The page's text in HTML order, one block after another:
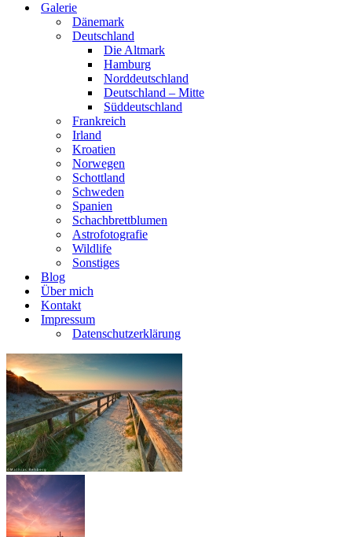
Galerie
Dänemark
Deutschland
Die Altmark
Hamburg
Norddeutschland
Deutschland – Mitte
Süddeutschland
Frankreich
Irland
Kroatien
Norwegen
Schottland
Schweden
Spanien
Schachbrettblumen
Astrofotografie
Wildlife
Sonstiges
Blog
Über mich
Kontakt
Impressum
Datenschutzerklärung